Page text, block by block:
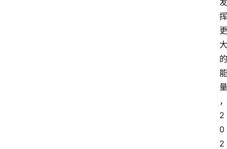
发
挥
更
大
的
能
量
，
2
0
2